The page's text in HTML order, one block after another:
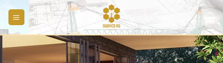
content